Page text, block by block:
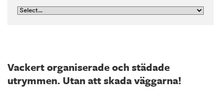
Vackert organiserade och städade
utrymmen. Utan att skada väggarna!